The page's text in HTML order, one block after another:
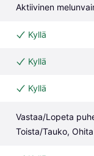
Aktiivinen
Kyllä
Kyllä
Kyllä
Vastaa/Lopeta
Toista/Tauko,